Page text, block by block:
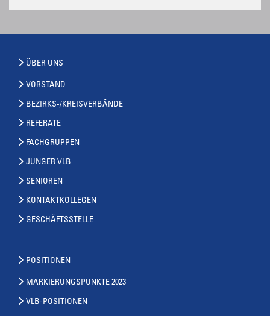
ÜBER UNS
VORSTAND
BEZIRKS-/KREISVERBÄNDE
REFERATE
FACHGRUPPEN
JUNGER VLB
SENIOREN
KONTAKTKOLLEGEN
GESCHÄFTSSTELLE
POSITIONEN
MARKIERUNGSPUNKTE 2023
VLB-POSITIONEN